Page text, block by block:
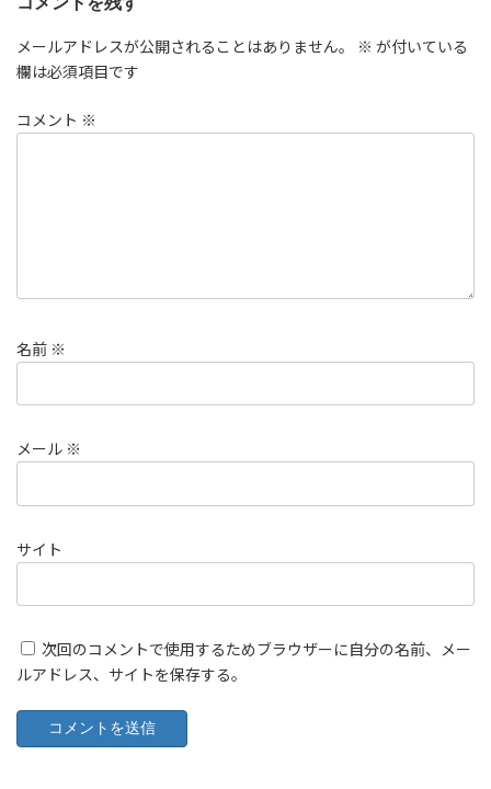
メールアドレスが公開されることはありません。 ※ が付いている
欄は必須項目です
コメント ※
名前 ※
メール ※
サイト
次回のコメントで使用するためブラウザーに自分の名前、メー
ルアドレス、サイトを保存する。